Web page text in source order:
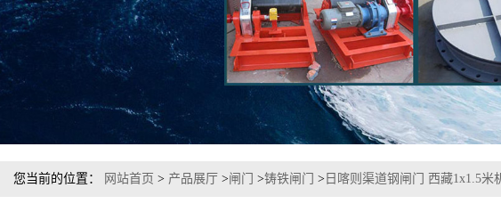
您当前的位置： 网站首页 > 产品展厅 >闸门 >铸铁闸门 > 日喀则渠道钢闸门 西藏1x1.5